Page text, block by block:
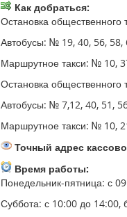
Как добраться:
Остановка
Автобусы: № 19, 40, 56, 58,
Маршрутное такси: № 10,
Остановка
Автобусы: № 7,12, 40, 51,
Маршрутное такси: № 10,
Точный адрес
Время работы:
Понедельник-пятница: с
Суббота: с 10:00 до 14:00,